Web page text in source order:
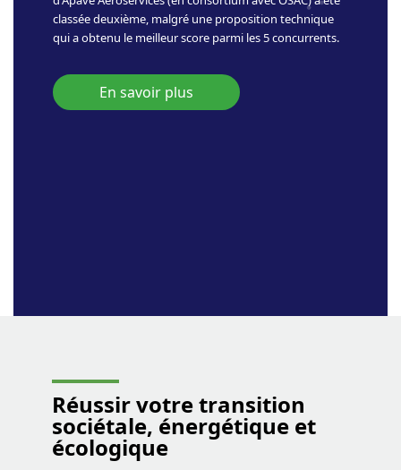
classée deuxième, malgré une proposition technique
qui a obtenu le meilleur score parmi les 5 concurrents.
En savoir plus
Réussir votre transition
sociétale, énergétique et
écologique